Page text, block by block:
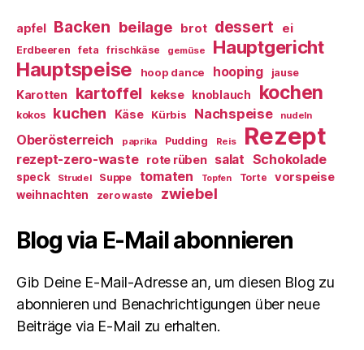
apfel Backen beilage brot dessert ei
Erdbeeren feta frischkäse gemüse Hauptgericht
Hauptspeise hoop dance hooping jause
Karotten kartoffel kekse knoblauch kochen
kokos kuchen Käse Kürbis Nachspeise nudeln
Oberösterreich paprika Pudding Reis Rezept
rezept-zero-waste rote rüben salat Schokolade
speck Strudel Suppe tomaten Topfen Torte vorspeise
weihnachten zero waste zwiebel
Blog via E-Mail abonnieren
Gib Deine E-Mail-Adresse an, um diesen Blog zu
abonnieren und Benachrichtigungen über neue
Beiträge via E-Mail zu erhalten.